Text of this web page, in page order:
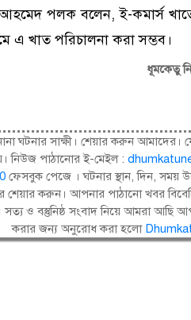
আহমেদ পলক বলেন, ই-কমার্স
এ খাত পরিচালনা করা সম্ভব।
ধূমকেতু
ঘটনার সাক্ষী। শেয়ার করুন
নিউজ পাঠানোর ই-মেইল :
ফেসবুক পেজে । ঘটনার স্থান, দিন,
শেয়ার করুন। আপনার পাঠানো খবর
ও বস্তুনিষ্ঠ সংবাদ নিয়ে আমরা আছি
করার জন্য অনুরোধ করা হলো